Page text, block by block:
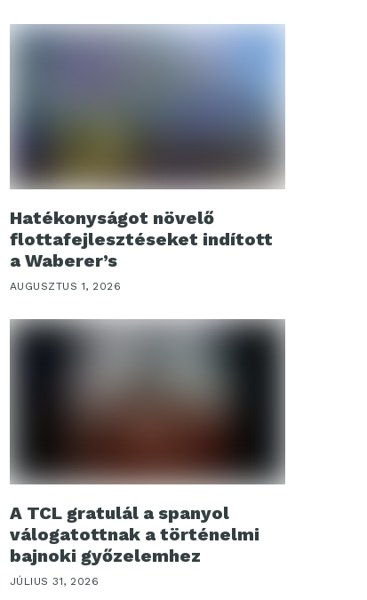
Hatékonyságot növelő
flottafejlesztéseket indított
a Waberer’s
AUGUSZTUS 1, 2026
A TCL gratulál a spanyol
válogatottnak a történelmi
bajnoki győzelemhez
JÚLIUS 31, 2026